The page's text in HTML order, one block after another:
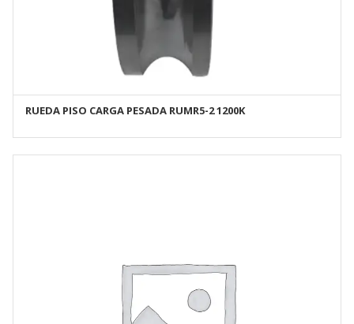
AÑADIR AL CARRITO
RUEDA PISO CARGA PESADA RUMR5-2 1200K